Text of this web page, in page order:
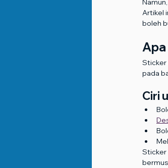
Artikel
boleh
Sticker
pada
Ciri